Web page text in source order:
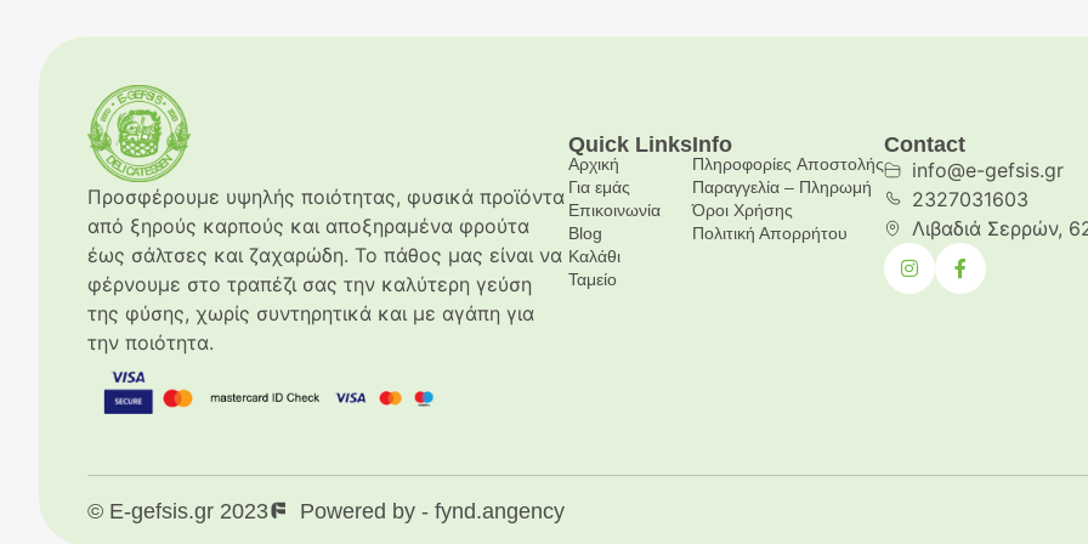
Προσφέρουμε υψηλής ποιότητας, φυσικά προϊόντα
από ξηρούς καρπούς και αποξηραμένα φρούτα
έως σάλτσες και ζαχαρώδη. Το πάθος μας είναι να
φέρνουμε στο τραπέζι σας την καλύτερη γεύση
της φύσης, χωρίς συντηρητικά και με αγάπη για
την ποιότητα.
Quick Links
Αρχική
Για εμάς
Επικοινωνία
Blog
Καλάθι
Ταμείο
Info
Πληροφορίες Aποστολής
Παραγγελία – Πληρωμή
Όροι Χρήσης
Πολιτική Απορρήτου
Contact
info@e-gefsis.gr
2327031603
Λιβαδιά Σερρών,
© E-gefsis.gr 2023 Powered by - fynd.angency